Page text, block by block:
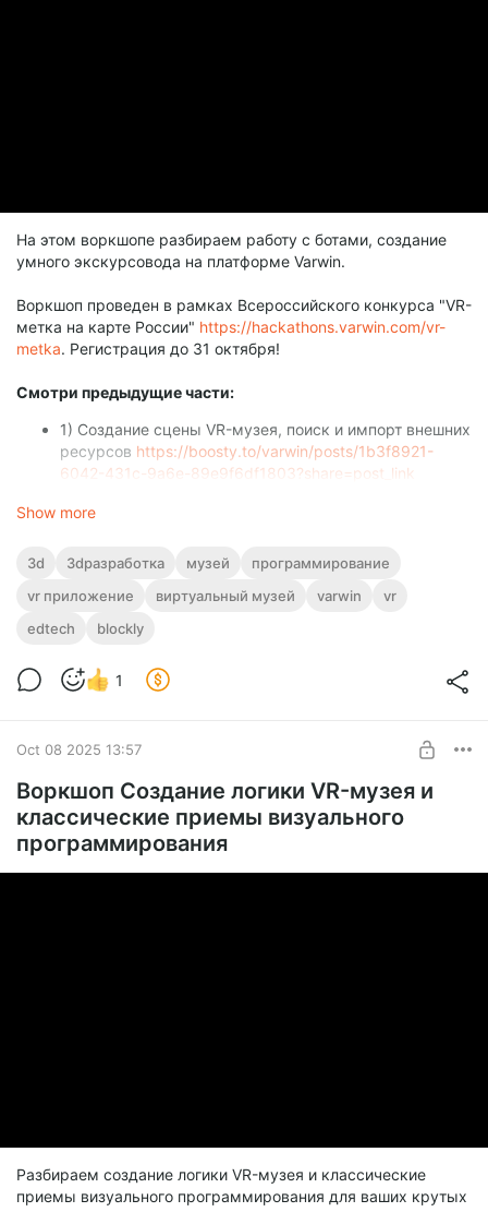
На этом воркшопе разбираем работу с ботами, создание
умного экскурсовода на платформе Varwin.
Воркшоп проведен в рамках Всероссийского конкурса "VR-
метка на карте России" https://hackathons.varwin.com/vr-
metka. Регистрация до 31 октября!
Смотри предыдущие части:
1) Cоздание сцены VR-музея, поиск и импорт внешних
ресурсов https://boosty.to/varwin/posts/1b3f8921-
6042-431c-9a6e-89e9f6df1803?share=post_link
2) Создание логики VR-музея и классические приемы
программирования
https://boosty.to/varwin/posts/a2db
c5a8-61ef-4a2d-8788-f5273fc0bfee?share=post_link
4) Работа с ботами, создание умного экскурсовода
f2c9c6742120?share=post_link
Show more
3d 3dразработка музей
программирование
vr приложение
виртуальный музей varwin
vr
edtech
blockly
1
Oct 08 2025 13:57
Воркшоп Создание логики VR-музея и
классические приемы визуального
программирования
Разбираем создание логики VR-музея и классические
приемы визуального программирования для ваших крутых